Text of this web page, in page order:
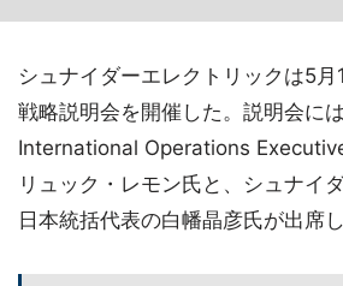
シュナイダーエレクトリックは5
戦略説明会を開催した。説明会に
International Operations
リュック・レモン氏と、シュナイ
日本統括代表の白幡晶彦氏が出席し